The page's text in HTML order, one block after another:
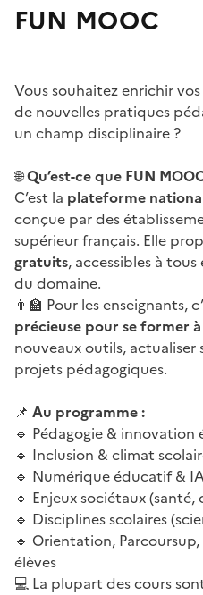
FUN MOOC
Vous souhaitez enrichir
de nouvelles pratiques
un champ disciplinaire ?
🌐 Qu’est-ce que FUN
C’est la plateforme
conçue par des
supérieur français. Elle
gratuits, accessibles à
du domaine.
👨 🏫 Pour les enseignants,
précieuse pour se former
nouveaux outils, actualiser
projets pédagogiques.
📌 Au programme :
🔹 Pédagogie & innovation
🔹 Inclusion & climat
🔹 Numérique éducatif &
🔹 Enjeux sociétaux
🔹 Disciplines scolaires
🔹 Orientation,
élèves
💻 La plupart des cours